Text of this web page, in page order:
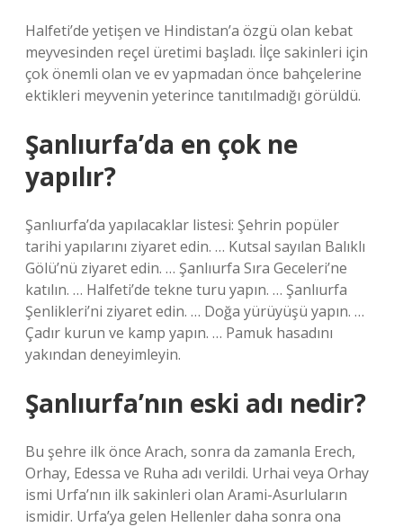
Halfeti’de yetişen ve Hindistan’a özgü olan kebat
meyvesinden reçel üretimi başladı. İlçe sakinleri için
çok önemli olan ve ev yapmadan önce bahçelerine
ektikleri meyvenin yeterince tanıtılmadığı görüldü.
Şanlıurfa’da en çok ne
yapılır?
Şanlıurfa’da yapılacaklar listesi: Şehrin popüler
tarihi yapılarını ziyaret edin. … Kutsal sayılan Balıklı
Gölü’nü ziyaret edin. … Şanlıurfa Sıra Geceleri’ne
katılın. … Halfeti’de tekne turu yapın. … Şanlıurfa
Şenlikleri’ni ziyaret edin. … Doğa yürüyüşü yapın. …
Çadır kurun ve kamp yapın. … Pamuk hasadını
yakından deneyimleyin.
Şanlıurfa’nın eski adı nedir?
Bu şehre ilk önce Arach, sonra da zamanla Erech,
Orhay, Edessa ve Ruha adı verildi. Urhai veya Orhay
ismi Urfa’nın ilk sakinleri olan Arami-Asurluların
ismidir. Urfa’ya gelen Hellenler daha sonra ona